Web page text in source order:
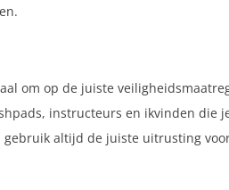
om op de juiste
instructeurs en ikvinden
altijd de juiste uitrusting